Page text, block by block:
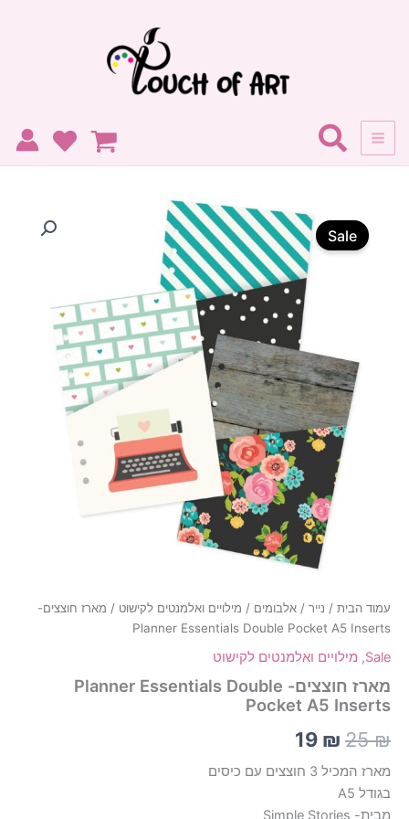
Sale
עמוד הבית / נייר / אלבומים / מילויים ואלמנטים לקישוט / מארז חוצצים-
Planner Essentials Double Pocket A5 Inserts
Sale
, מילויים ואלמנטים לקישוט
מארז חוצצים- Planner Essentials Double
Pocket A5 Inserts
25₪
המחיר
המקורי
היה:
19 ₪
המחיר
הנוכחי
הוא:
19 ₪.
מארז המכיל 3 חוצצים עם כיסים
בגודל A5
מבית- Simple Stories
מארז
Inserts